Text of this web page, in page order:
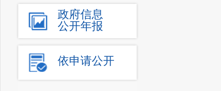
政府信息
公开年报
依申请公开